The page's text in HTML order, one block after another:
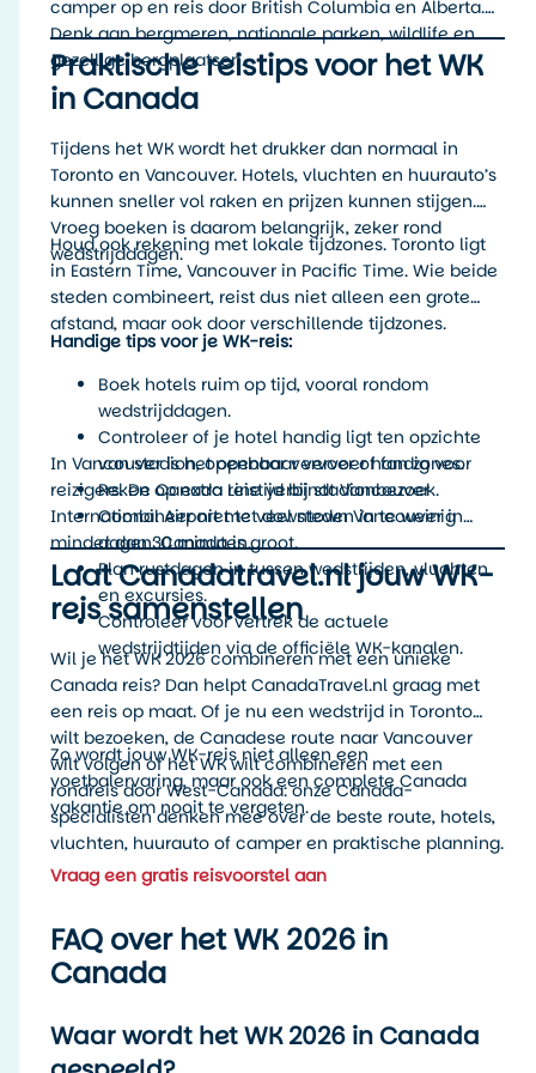
camper op en reis door British Columbia en Alberta.
Denk aan bergmeren, nationale parken, wildlife en
gezellige bergplaatsen.
Praktische reistips voor het WK
in Canada
Tijdens het WK wordt het drukker dan normaal in
Toronto en Vancouver. Hotels, vluchten en huurauto’s
kunnen sneller vol raken en prijzen kunnen stijgen.
Vroeg boeken is daarom belangrijk, zeker rond
wedstrijddagen.
Houd ook rekening met lokale tijdzones. Toronto ligt
in Eastern Time, Vancouver in Pacific Time. Wie beide
steden combineert, reist dus niet alleen een grote
afstand, maar ook door verschillende tijdzones.
Handige tips voor je WK-reis:
Boek hotels ruim op tijd, vooral rondom
wedstrijddagen.
Controleer of je hotel handig ligt ten opzichte
van stadion, openbaar vervoer of fan zones.
Reken op extra reistijd bij stadionbezoek.
Combineer niet te veel steden in te weinig
dagen: Canada is groot.
Plan rustdagen in tussen wedstrijden, vluchten
en excursies.
Controleer voor vertrek de actuele
wedstrijdtijden via de officiële WK-kanalen.
In Vancouver is het openbaar vervoer handig voor
reizigers. De Canada Line verbindt Vancouver
International Airport met downtown Vancouver in
minder dan 30 minuten.
Laat Canadatravel.nl jouw WK-
reis samenstellen
Wil je het WK 2026 combineren met een unieke
Canada reis? Dan helpt CanadaTravel.nl graag met
een reis op maat. Of je nu een wedstrijd in Toronto
wilt bezoeken, de Canadese route naar Vancouver
wilt volgen of het WK wilt combineren met een
rondreis door West-Canada: onze Canada-
specialisten denken mee over de beste route, hotels,
vluchten, huurauto of camper en praktische planning.
Zo wordt jouw WK-reis niet alleen een
voetbalervaring, maar ook een complete Canada
vakantie om nooit te vergeten.
Vraag een gratis reisvoorstel aan
FAQ over het WK 2026 in
Canada
Waar wordt het WK 2026 in Canada